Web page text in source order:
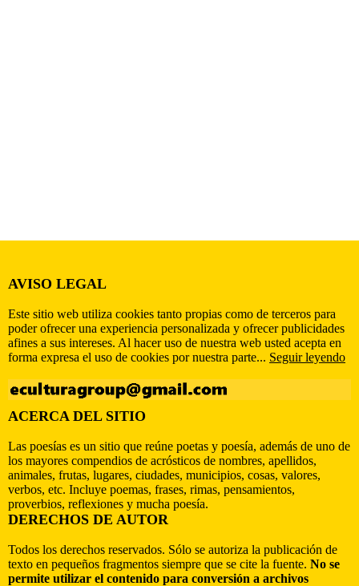
AVISO LEGAL
Este sitio web utiliza cookies tanto propias como de terceros para
poder ofrecer una experiencia personalizada y ofrecer publicidades
afines a sus intereses. Al hacer uso de nuestra web usted acepta en
forma expresa el uso de cookies por nuestra parte... Seguir leyendo
ACERCA DEL SITIO
Las poesías es un sitio que reúne poetas y poesía, además de uno de
los mayores compendios de acrósticos de nombres, apellidos,
animales, frutas, lugares, ciudades, municipios, cosas, valores,
verbos, etc. Incluye poemas, frases, rimas, pensamientos,
proverbios, reflexiones y mucha poesía.
DERECHOS DE AUTOR
Todos los derechos reservados. Sólo se autoriza la publicación de
texto en pequeños fragmentos siempre que se cite la fuente. No se
permite utilizar el contenido para conversión a archivos